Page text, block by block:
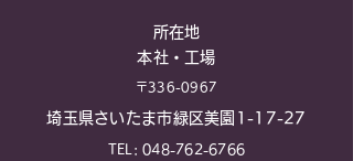
所在地
本社・工場
〒336-0967
埼玉県さいたま市緑区美園1-17-27
TEL:048-762-6766